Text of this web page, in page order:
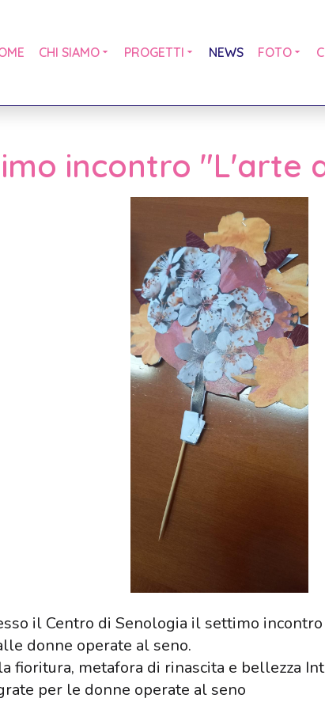
CHI SIAMO PROGETTI NEWS FOTO
incontro "L'arte
il Centro di Senologia il settimo
donne operate al seno.
fioritura, metafora di rinascita e bellezza
per le donne operate al seno